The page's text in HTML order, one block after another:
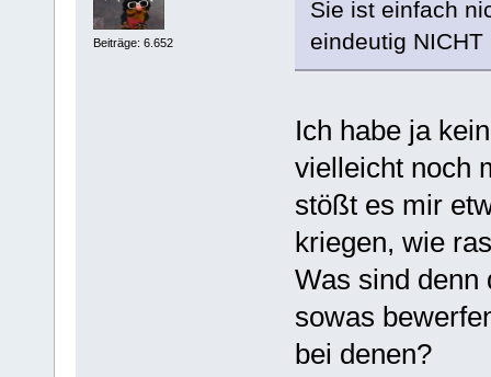
Beiträge: 6.652
Sie ist einfach
eindeutig
Ich habe ja
vielleicht noch
stößt es mir
kriegen, wie
Was sind denn
sowas
bei denen?